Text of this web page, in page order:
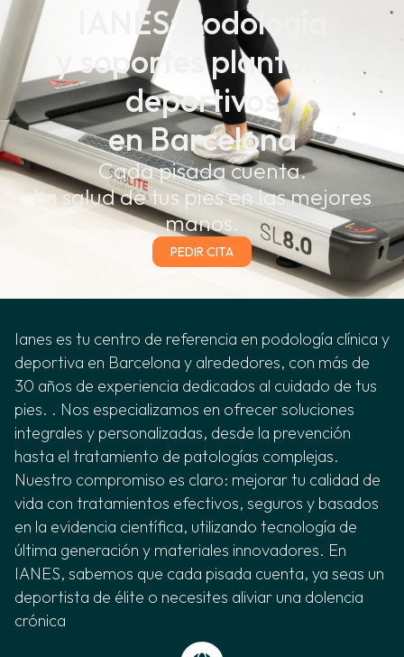
IANES: Podología
y soportes plantares
deportivos
en Barcelona
Cada pisada cuenta.
La salud de tus pies en las mejores
manos.
PEDIR CITA
Ianes es tu centro de referencia en podología clínica y
deportiva en Barcelona y alrededores, con más de
30 años de experiencia dedicados al cuidado de tus
pies. . Nos especializamos en ofrecer soluciones
integrales y personalizadas, desde la prevención
hasta el tratamiento de patologías complejas.
Nuestro compromiso es claro: mejorar tu calidad de
vida con tratamientos efectivos, seguros y basados
en la evidencia científica, utilizando tecnología de
última generación y materiales innovadores. En
IANES, sabemos que cada pisada cuenta, ya seas un
deportista de élite o necesites aliviar una dolencia
crónica